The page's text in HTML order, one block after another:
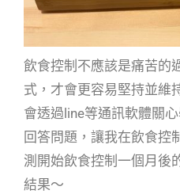
飲食控制不應該是痛苦的
式，才會更容易堅持並維
會透過line等通訊軟體關
回答問題，讓我在飲食控
測開始飲食控制一個月後
結果～